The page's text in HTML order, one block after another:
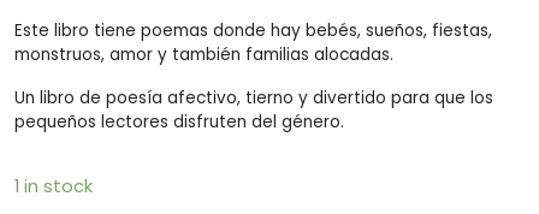
Este libro tiene poemas donde hay bebés, sueños, fiestas,
monstruos, amor y también familias alocadas.
Un libro de poesía afectivo, tier­no y divertido para que los
pequeños lectores disfruten del género.
1 in stock